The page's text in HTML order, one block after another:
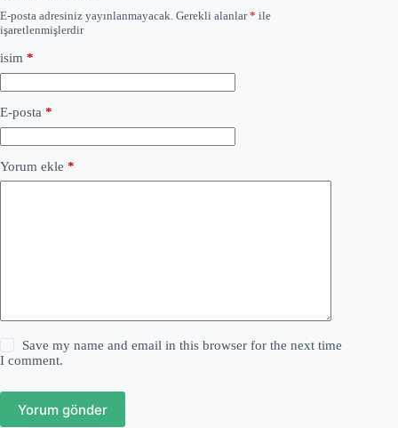
E-posta adresiniz yayınlanmayacak. Gerekli alanlar* ile
işaretlenmişlerdir
isim *
E-posta *
Yorum ekle *
Save my name and email in this browser for the next time
I comment.
Yorum gönder